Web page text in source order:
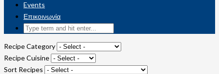
Events
Επικοινωνία
Recipe Category
Recipe Cuisine
Sort Recipes